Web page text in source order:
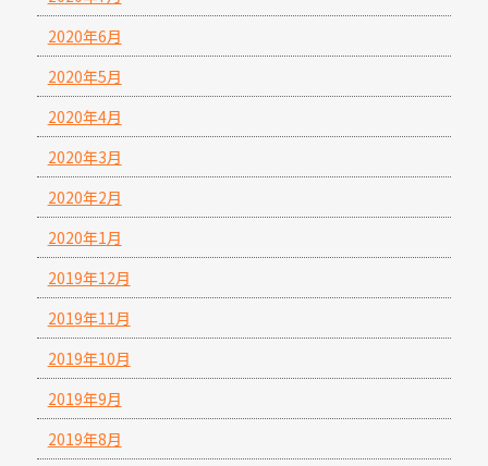
2020年6月
2020年5月
2020年4月
2020年3月
2020年2月
2020年1月
2019年12月
2019年11月
2019年10月
2019年9月
2019年8月